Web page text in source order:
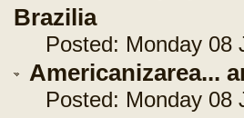
Brazilia
Posted: Monday 08
Americanizarea...
Posted: Monday 08